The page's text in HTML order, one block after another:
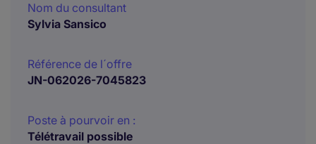
Nom du consultant
Sylvia Sansico
Référence de l´offre
JN-062026-7045823
Poste à pourvoir en :
Télétravail possible